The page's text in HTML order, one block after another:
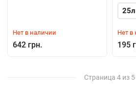
Нет в наличии
642 грн.
25л
Нет в
195
Страница 4 из 5